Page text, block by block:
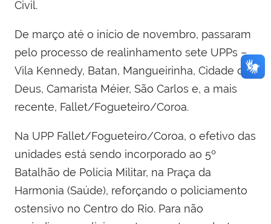
Civil.
De março até o início de novembro, passaram
pelo processo de realinhamento sete UPPs –
Vila Kennedy, Batan, Mangueirinha, Cidade de
Deus, Camarista Méier, São Carlos e, a mais
recente, Fallet/Fogueteiro/Coroa.
Na UPP Fallet/Fogueteiro/Coroa, o efetivo das
unidades está sendo incorporado ao 5º
Batalhão de Polícia Militar, na Praça da
Harmonia (Saúde), reforçando o policiamento
ostensivo no Centro do Rio. Para não